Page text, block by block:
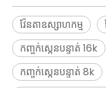
វ៉ែនតាឧស្សាហកម្ម
កញ្ចក់ស្កេនបន្ទាត់ 16k
កញ្ចក់ស្កេនបន្ទាត់ 8k